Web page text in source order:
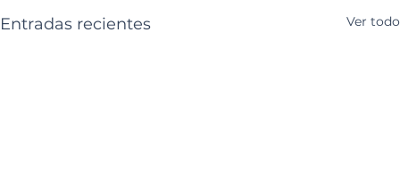
Entradas recientes Ver todo